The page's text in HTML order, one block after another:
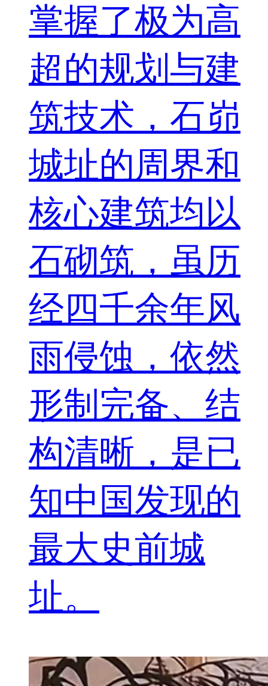
掌握了极为高
超的规划与建
筑技术，石峁
城址的周界和
核心建筑均以
石砌筑，虽历
经四千余年风
雨侵蚀，依然
形制完备、结
构清晰，是已
知中国发现的
最大史前城
址。